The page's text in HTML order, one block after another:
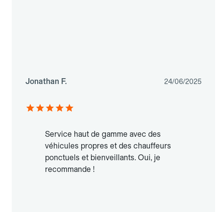
Jonathan F. 24/06/2025
Service haut de gamme avec des
véhicules propres et des chauffeurs
ponctuels et bienveillants. Oui, je
recommande !